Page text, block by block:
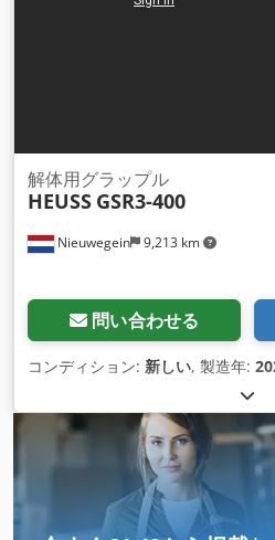
Nieuwegein 9,213 km
解体用グラップル
HEUSS GSR3-400
問い合わせる
コンディション: 新しい, 製造年: